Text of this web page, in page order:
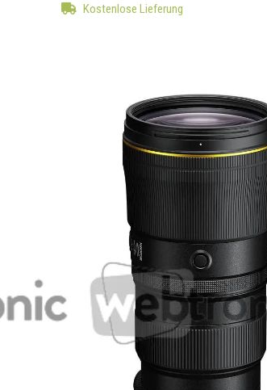
Kostenlose Lieferung